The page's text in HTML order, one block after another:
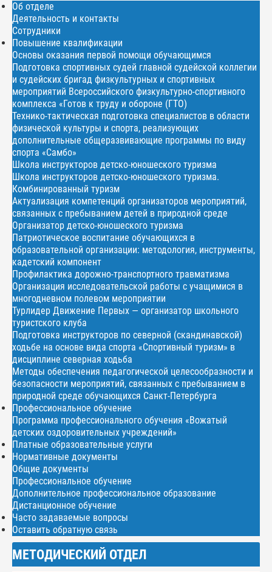
Об отделе
Деятельность и контакты
Сотрудники
Повышение квалификации
Основы оказания первой помощи обучающимся
Подготовка спортивных судей главной судейской коллегии
и судейских бригад физкультурных и спортивных
мероприятий Всероссийского физкультурно-спортивного
комплекса «Готов к труду и обороне (ГТО)
Технико-тактическая подготовка специалистов в области
физической культуры и спорта, реализующих
дополнительные общеразвивающие программы по виду
спорта «Самбо»
Школа инструкторов детско-юношеского туризма
Школа инструкторов детско-юношеского туризма.
Комбинированный туризм
Актуализация компетенций организаторов мероприятий,
связанных с пребыванием детей в природной среде
Организатор детско-юношеского туризма
Патриотическое воспитание обучающихся в
образовательной организации: методология, инструменты,
кадетский компонент
Профилактика дорожно-транспортного травматизма
Организация исследовательской работы с учащимися в
многодневном полевом мероприятии
Турлидер Движение Первых — организатор школьного
туристского клуба
Подготовка инструкторов по северной (скандинавской)
ходьбе на основе вида спорта «Спортивный туризм» в
дисциплине северная ходьба
Методы обеспечения педагогической целесообразности и
безопасности мероприятий, связанных с пребыванием в
природной среде обучающихся Санкт-Петербурга
Профессиональное обучение
Программа профессионального обучения «Вожатый
детских оздоровительных учреждений»
Платные образовательные услуги
Нормативные документы
Общие документы
Профессиональное обучение
Дополнительное профессиональное образование
Дистанционное обучение
Часто задаваемые вопросы
Оставить обратную связь
МЕТОДИЧЕСКИЙ ОТДЕЛ